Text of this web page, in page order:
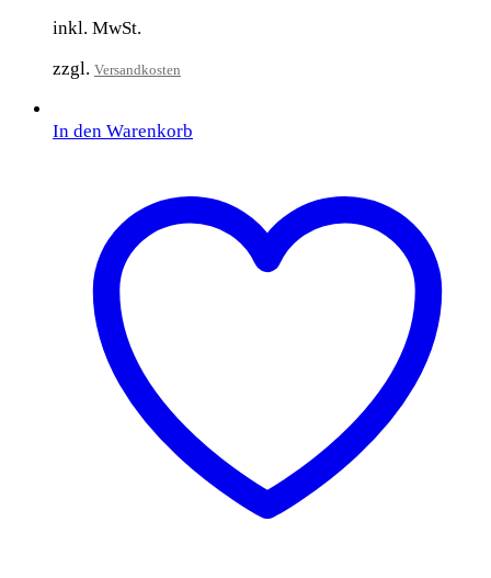
inkl. MwSt.
zzgl. Versandkosten
In den Warenkorb